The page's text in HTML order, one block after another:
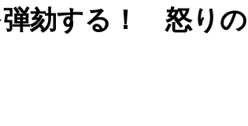
弾劾する！ 怒りの